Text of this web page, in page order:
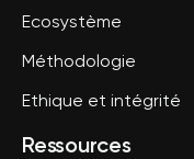
Ecosystème
Méthodologie
Ethique et intégrité
Ressources